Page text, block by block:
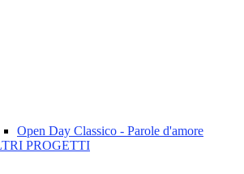
Open Day Classico - Parole d'amore
PROGETTI